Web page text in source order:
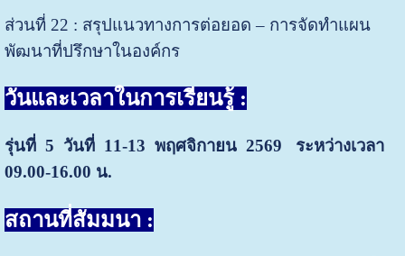
ส่วนที่ 22 : สรุปแนวทางการต่อยอด – การจัดทำแผน
พัฒนาที่ปรึกษาในองค์กร
วันและเวลาในการเรียนรู้ :
รุ่นที่ 5 วันที่ 11-13 พฤศจิกายน 2569
ระหว่างเวลา
09.00-16.00 น.
สถานที่สัมมนา :